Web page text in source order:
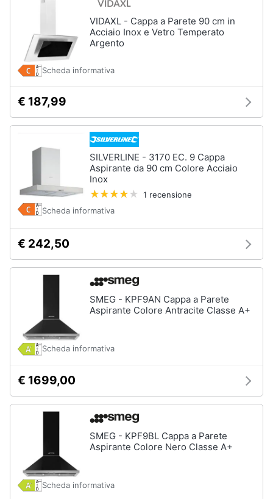
VIDAXL - Cappa a Parete 90 cm in
Acciaio Inox e Vetro Temperato
Argento
Scheda informativa
€ 187,99
SILVERLINE - 3170 EC. 9 Cappa
Aspirante da 90 cm Colore Acciaio
Inox
1 recensione
Scheda informativa
€ 242,50
SMEG - KPF9AN Cappa a Parete
Aspirante Colore Antracite Classe A+
Scheda informativa
€ 1699,00
SMEG - KPF9BL Cappa a Parete
Aspirante Colore Nero Classe A+
Scheda informativa